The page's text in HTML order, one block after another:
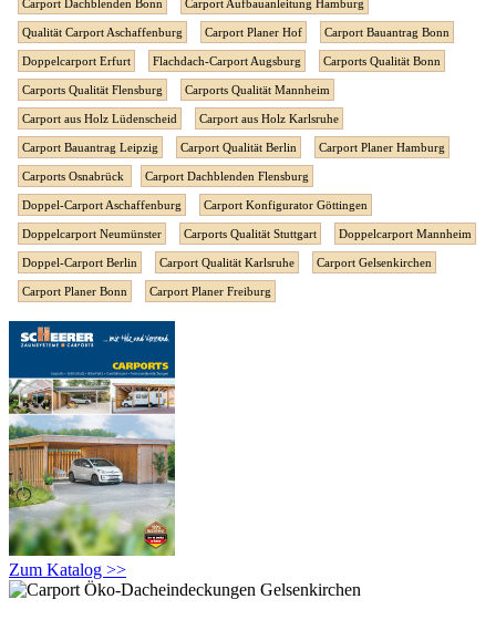
Carport Dachblenden Bonn Carport Aufbauanleitung Hamburg
Qualität Carport Aschaffenburg Carport Planer Hof Carport Bauantrag Bonn
Doppelcarport Erfurt Flachdach-Carport Augsburg Carports Qualität Bonn
Carports Qualität Flensburg Carports Qualität Mannheim
Carport aus Holz Lüdenscheid Carport aus Holz Karlsruhe
Carport Bauantrag Leipzig Carport Qualität Berlin Carport Planer Hamburg
Carports Osnabrück Carport Dachblenden Flensburg
Doppel-Carport Aschaffenburg Carport Konfigurator Göttingen
Doppelcarport Neumünster Carports Qualität Stuttgart Doppelcarport Mannheim
Doppel-Carport Berlin Carport Qualität Karlsruhe Carport Gelsenkirchen
Carport Planer Bonn Carport Planer Freiburg
Zum Katalog >>